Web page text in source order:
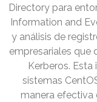
Directory para
Information and
y análisis de
empresariales que
Kerberos.
sistemas
manera efectiva